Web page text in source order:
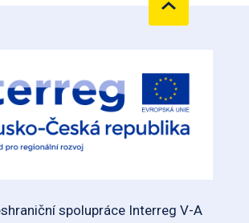
spolupráce Interreg V-A